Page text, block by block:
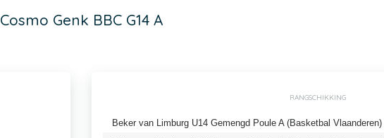
Cosmo Genk BBC G14 A
RANGSCHIKKING
Beker van Limburg U14 Gemengd Poule A (Basketbal Vlaanderen)